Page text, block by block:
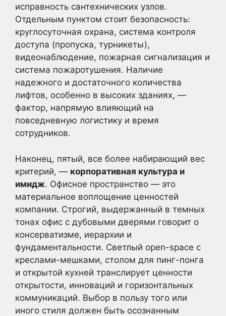
исправность сантехнических узлов.
Отдельным пунктом стоит безопасность:
круглосуточная охрана, система контроля
доступа (пропуска, турникеты),
видеонаблюдение, пожарная сигнализация и
система пожаротушения. Наличие
надежного и достаточного количества
лифтов, особенно в высоких зданиях, —
фактор, напрямую влияющий на
повседневную логистику и время
сотрудников.
Наконец, пятый, все более набирающий вес
критерий, — корпоративная культура и
имидж. Офисное пространство — это
материальное воплощение ценностей
компании. Строгий, выдержанный в темных
тонах офис с дубовыми дверями говорит о
консерватизме, иерархии и
фундаментальности. Светлый open-space с
креслами-мешками, столом для пинг-понга
и открытой кухней транслирует ценности
открытости, инноваций и горизонтальных
коммуникаций. Выбор в пользу того или
иного стиля должен быть осознанным